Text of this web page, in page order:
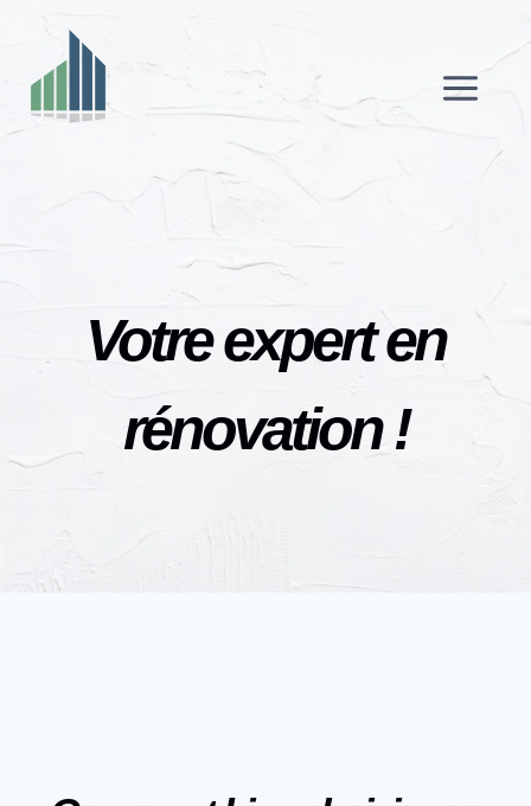
content
Votre expert en
rénovation !